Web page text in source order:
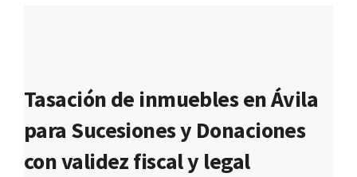
Tasación de inmuebles en Ávila
para Sucesiones y Donaciones
con validez fiscal y legal